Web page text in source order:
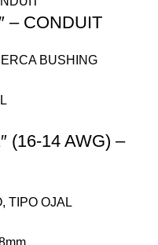
– CONDUIT
BUSHING
(16-14 AWG) –
, TIPO OJAL